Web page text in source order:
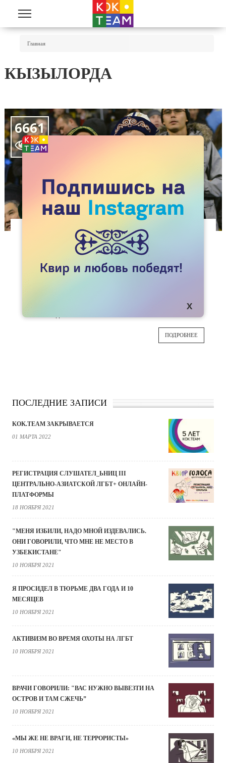
Перейти к основному содержанию
Главная
КЫЗЫЛОРДА
6661

10
В мире очень много понятных вещей –
ЛГБТ делится там, где этого разделения быть
ПОДРОБНЕЕ
ПОСЛЕДНИЕ ЗАПИСИ
KOK.TEAM ЗАКРЫВАЕТСЯ
01 МАРТА 2022
РЕГИСТРАЦИЯ СЛУШАТЕЛ_ЬНИЦ III
ЦЕНТРАЛЬНО-АЗИАТСКОЙ ЛГБТ+ ОНЛАЙН-
ПЛАТФОРМЫ
18 НОЯБРЯ 2021
"МЕНЯ ИЗБИЛИ, НАДО МНОЙ ИЗДЕВАЛИСЬ.
ОНИ ГОВОРИЛИ, ЧТО МНЕ НЕ МЕСТО В
УЗБЕКИСТАНЕ"
10 НОЯБРЯ 2021
Я ПРОСИДЕЛ В ТЮРЬМЕ ДВА ГОДА И 10
МЕСЯЦЕВ
10 НОЯБРЯ 2021
АКТИВИЗМ ВО ВРЕМЯ ОХОТЫ НА ЛГБТ
10 НОЯБРЯ 2021
ВРАЧИ ГОВОРИЛИ: "ВАС НУЖНО ВЫВЕЗТИ НА
ОСТРОВ И ТАМ СЖЕЧЬ”
10 НОЯБРЯ 2021
«МЫ ЖЕ НЕ ВРАГИ, НЕ ТЕРРОРИСТЫ»
10 НОЯБРЯ 2021